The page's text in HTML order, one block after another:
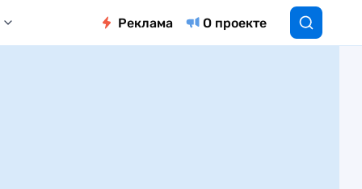
Реклама О проекте